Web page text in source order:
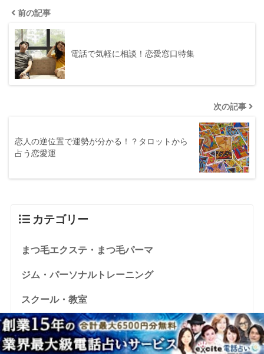
前の記事
電話で気軽に相談！恋愛窓口特集
次の記事
恋人の逆位置で運勢が分かる！？タロットから
占う恋愛運
カテゴリー
まつ毛エクステ・まつ毛パーマ
ジム・パーソナルトレーニング
スクール・教室
ヨガ・ピラティス
免許合宿